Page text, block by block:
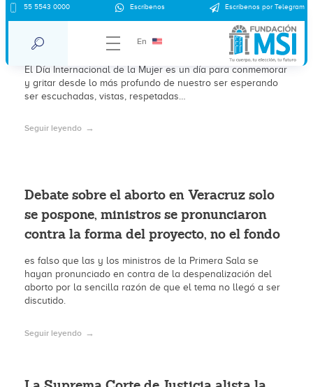
55 5543 0000 Escríbenos Escríbenos por Telegram
En
Repite: “No juzgarás a la mujer que
aborta”
El Día Internacional de la Mujer es un día para conmemorar
y gritar desde lo más profundo de nuestro ser esperando
ser escuchadas, vistas, respetadas…
Seguir leyendo
Debate sobre el aborto en Veracruz solo
se pospone, ministros se pronunciaron
contra la forma del proyecto, no el fondo
es falso que las y los ministros de la Primera Sala se
hayan pronunciado en contra de la despenalización del
aborto por la sencilla razón de que el tema no llegó a ser
discutido.
Seguir leyendo